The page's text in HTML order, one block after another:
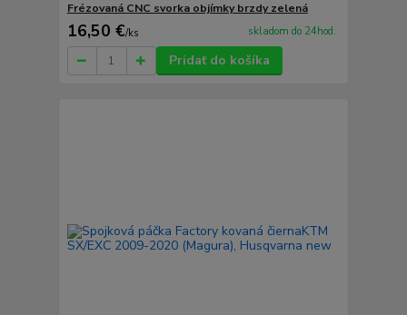
Frézovaná CNC svorka objímky brzdy zelená
16,50 €/ks skladom do 24hod.
Pridať do košíka